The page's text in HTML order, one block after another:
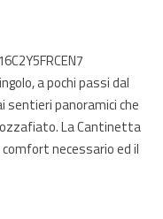
a pochi passi dal
sentieri panoramici che
La Cantinetta
necessario ed il
immersi nella storia